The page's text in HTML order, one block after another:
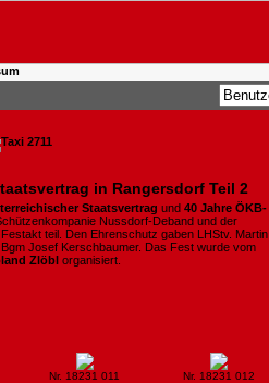
in Rangersdorf Teil 2
Staatsvertrag und 40 Jahre ÖKB-
Nussdorf-Deband und der
teil. Den Ehrenschutz gaben LHStv. Martin
Josef Kerschbaumer. Das Fest wurde vom
Zlöbl organisiert.
Nr. 18231 011 Nr. 18231 012